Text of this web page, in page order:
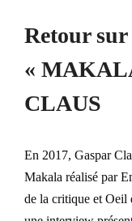
Retour
«
CLAUS
En 2017, Gaspar
Makala réalisé par
de la critique et Oeil